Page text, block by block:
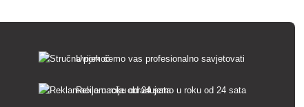
Uvijek ćemo vas profesionalno savjetovati
Reklamacije obrađujemo u roku od 24 sata